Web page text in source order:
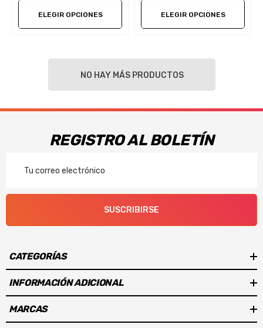
ELEGIR OPCIONES ELEGIR OPCIONES
NO HAY MÁS PRODUCTOS
REGISTRO AL BOLETÍN
Electrónico
SUSCRIBIRSE
CATEGORÍAS
INFORMACIÓN ADICIONAL
MARCAS